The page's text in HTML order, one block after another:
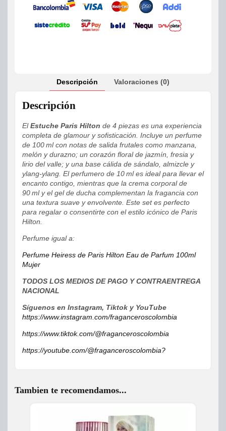
Descripción Valoraciones (0)
Descripción
ElEstuche Paris Hilton de 4 piezas es una experiencia
completa de glamour y sofisticación. Incluye un perfume
de 100 ml con notas de salida frutales como manzana,
melón y durazno; un corazón floral de jazmín, fresia y
lirio del valle; y una base cálida de sándalo, almizcle y
ylang-ylang. El perfumero de 10 ml es ideal para llevar el
encanto contigo, mientras que la crema corporal de
90 ml y el gel de ducha complementan la fragancia con
una textura suave y envolvente. Este set es perfecto
para regalar o consentirte con el estilo icónico de Paris
Hilton.
Perfume igual a:
Perfume Heiress de Paris Hilton Eau de Parfum 100ml
Mujer
TODOS LOS MEDIOS DE PAGO Y CONTRAENTREGA
NACIONAL
Síguenos en Instagram, Tiktok y YouTube
https://www.instagram.com/fraganceroscolombia
https://www.tiktok.com/@fraganceroscolombia
https://youtube.com/@fraganceroscolombia?
Tambien te recomendamos...